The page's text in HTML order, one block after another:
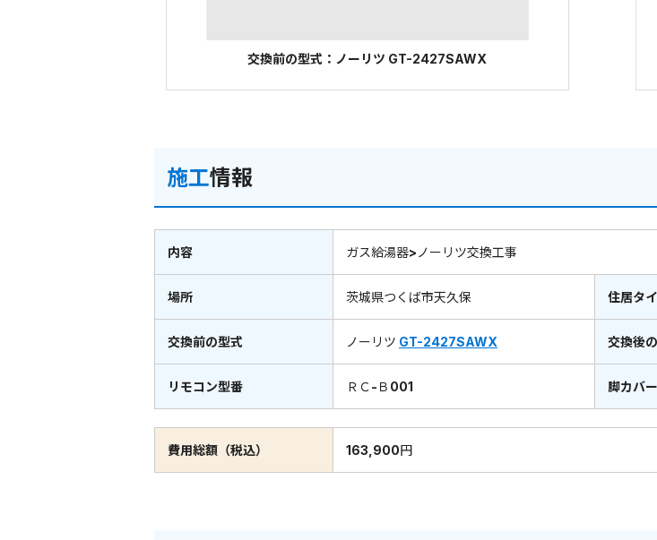
交換前の型式：ノーリツ GT-2427SAWX
施工情報
内容 ガス給湯器>ノーリツ交換工事
場所 茨城県つくば市天久保 住居タ
交換前の型式 ノーリツ GT-2427SAWX 交換後
リモコン型番 ＲＣ-Ｂ001 脚カバ
費用総額（税込） 163,900円